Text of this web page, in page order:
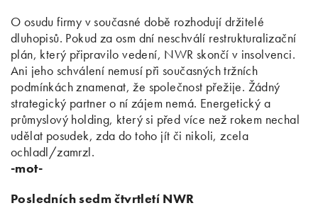
O osudu firmy v současné době rozhodují držitelé
dluhopisů. Pokud za osm dní neschválí restrukturalizační
plán, který připravilo vedení, NWR skončí v insolvenci.
Ani jeho schválení nemusí při současných tržních
podmínkách znamenat, že společnost přežije. Žádný
strategický partner o ní zájem nemá. Energetický a
průmyslový holding, který si před více než rokem nechal
udělat posudek, zda do toho jít či nikoli, zcela
ochladl/zamrzl.
-mot-
Posledních sedm čtvrtletí NWR